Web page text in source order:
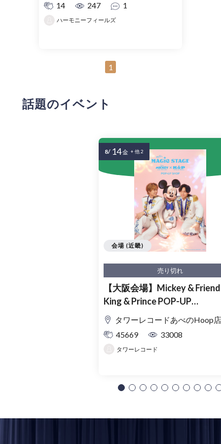
14
247 1
ハーモニーフィールズ
1
話題のイベント
売り切れ
【大阪会場】Mickey &
King & Prince POP-UP
SHOP「MAGIC STAGE」入
理券
タワーレコードあべのHoop店
45669
33008
タワーレコード
会場 (近畿)
8/ 14金 + 他 2